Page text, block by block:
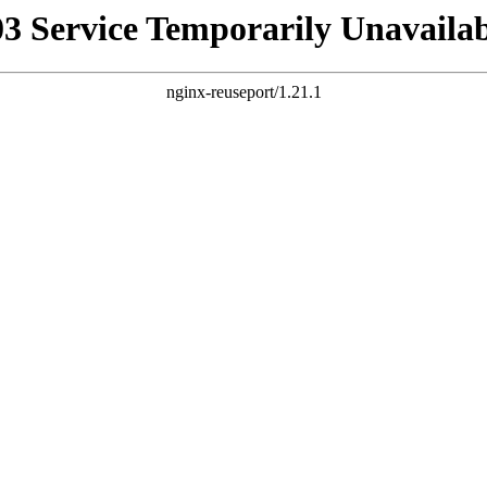
Service Temporarily
nginx-reuseport/1.21.1